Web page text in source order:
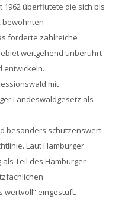
1962 überflutete die sich bis
bewohnten
forderte zahlreiche
weitgehend unberührt
entwickeln.
mit
Landeswaldgesetz als
besonders schützenswert
Laut Hamburger
Teil des Hamburger
wertvoll“ eingestuft.